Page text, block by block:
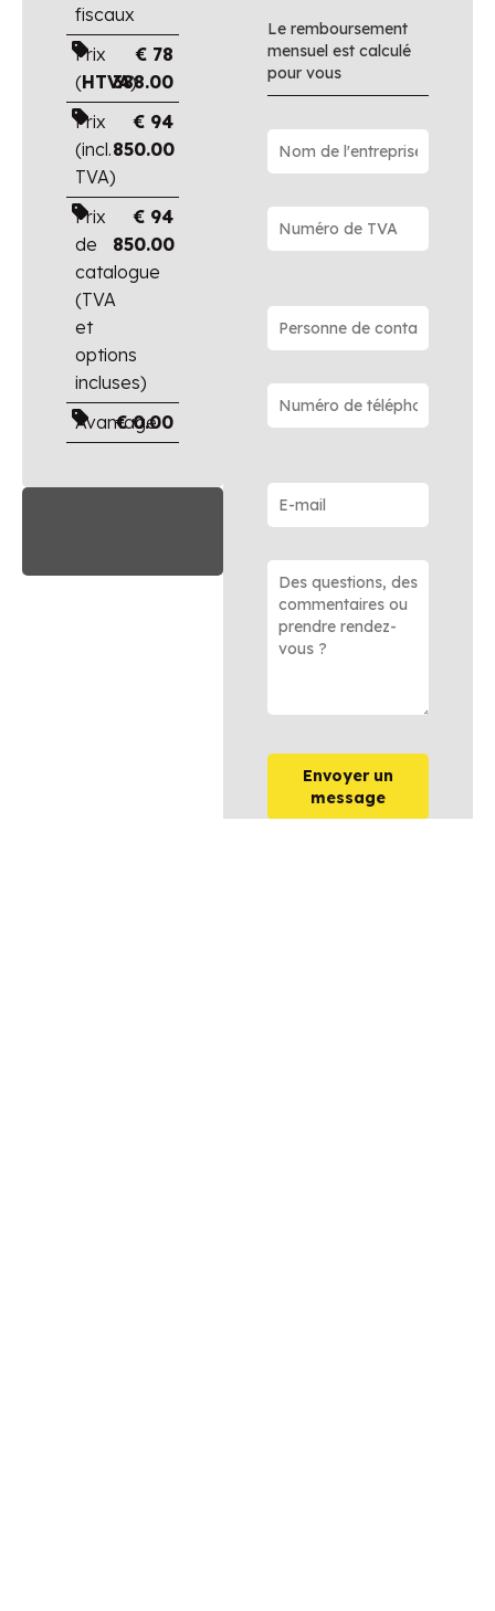
fiscaux
Prix
(HTVA)
€ 78
388.00
Prix
(incl.
TVA)
€ 94
850.00
Prix
de
catalogue
(TVA
et
options
incluses)
€ 94
850.00
Avantage
€0.00
Le remboursement
mensuel est calculé
pour vous
Envoyer un
message